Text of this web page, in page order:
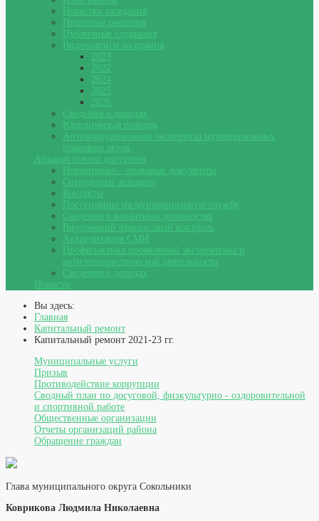
Повестка заседания
Принятые решения
Публичные слушания
Видеозаписи заседания
2023
2022
2024
2025
2026
Сведения о доходах
Юридическая помощь
Антикоррупционная экспертиза муниципальных
правовых актов
Аппарат совета депутатов
Нормативно - правовые документы
Сотрудники аппарата
Контакты
Поступление на муниципальную службу
Сведения о вакантных должностях
Внутренний финансовый контроль
Аккредитация СМИ
Профилактика проявлений экстремизма и
антитеррористической деятельности
Сведения о доходах
Новости
Вы здесь:
Главная
Капитальный ремонт
Капитальный ремонт 2021-23 гг.
Муниципальные услуги
Призыв
Противодействие коррупции
Сводный план по досуговой, физкультурно - оздоровительной
и спортивной работе
Общественные организации
Отчеты организаций района
Обращение граждан
Глава муниципального округа Сокольники
Коврикова Людмила Николаевна